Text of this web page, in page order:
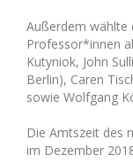
Außerdem wählte
Professor*innen
Kutyniok, John
Berlin), Caren
sowie Wolfgang
Die Amtszeit des
im Dezember